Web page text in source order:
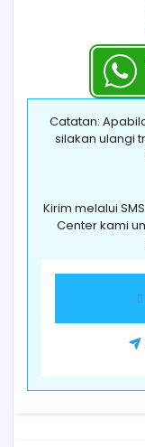
Catatan:
silakan ulangi
Kirim melalui
Center kami